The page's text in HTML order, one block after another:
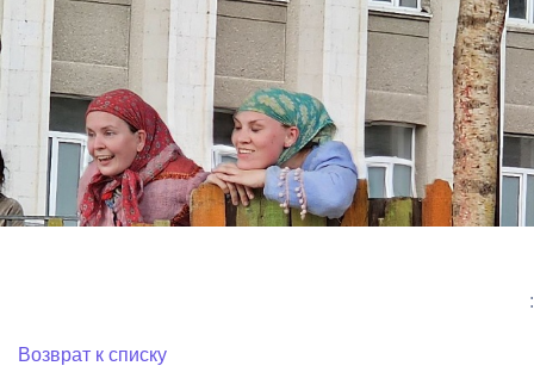
:
Возврат к списку